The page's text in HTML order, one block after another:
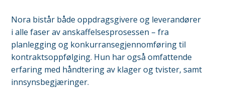
Nora bistår både oppdragsgivere og leverandører
i alle faser av anskaffelsesprosessen – fra
planlegging og konkurransegjennomføring til
kontraktsoppfølging. Hun har også omfattende
erfaring med håndtering av klager og tvister, samt
innsynsbegjæringer.